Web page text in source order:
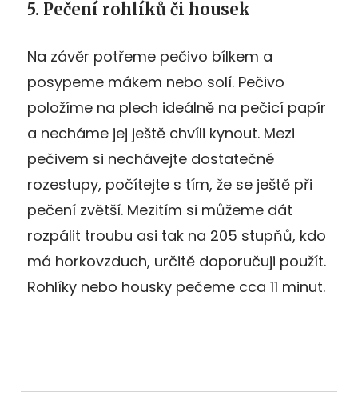
5. Pečení rohlíků či housek
Na závěr potřeme pečivo bílkem a
posypeme mákem nebo solí. Pečivo
položíme na plech ideálně na pečicí papír
a necháme jej ještě chvíli kynout. Mezi
pečivem si nechávejte dostatečné
rozestupy, počítejte s tím, že se ještě při
pečení zvětší. Mezitím si můžeme dát
rozpálit troubu asi tak na 205 stupňů, kdo
má horkovzduch, určitě doporučuji použít.
Rohlíky nebo housky pečeme cca 11 minut.